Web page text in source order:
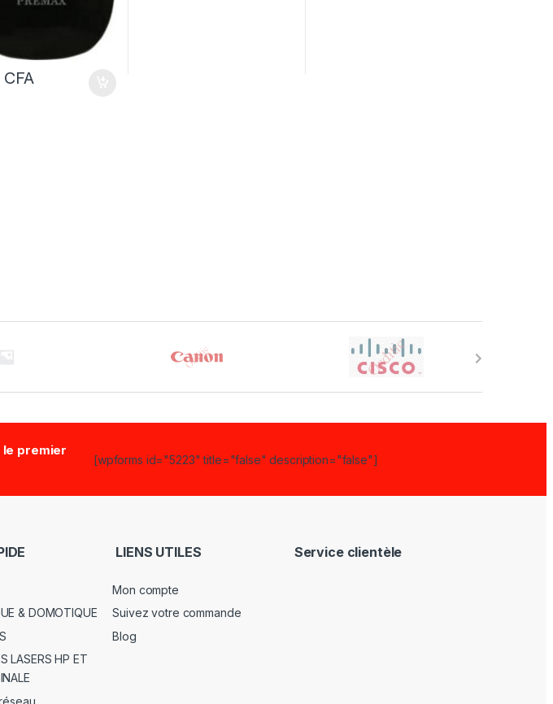
CFA
le premier
[wpforms id="5223" title="false" description="false"]
& DOMOTIQUE
LASERS HP ET
LIENS UTILES
Mon compte
Suivez votre commande
Blog
Service clientèle